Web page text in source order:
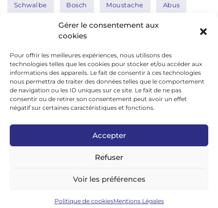
Gérer le consentement aux
cookies
Pour offrir les meilleures expériences, nous utilisons des
technologies telles que les cookies pour stocker et/ou accéder aux
informations des appareils. Le fait de consentir à ces technologies
nous permettra de traiter des données telles que le comportement
de navigation ou les ID uniques sur ce site. Le fait de ne pas
consentir ou de retirer son consentement peut avoir un effet
négatif sur certaines caractéristiques et fonctions.
Accepter
Refuser
Voir les préférences
Politique de cookiesMentions Légales
Schwalbe Bosch Moustache Abus
Thule Nakamura
Réseaux sociaux
google news
facebook
twitter